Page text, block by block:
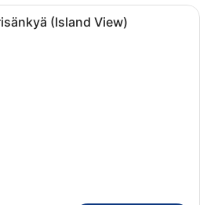
Hotellihuoneessa on kaksi
(Island View)